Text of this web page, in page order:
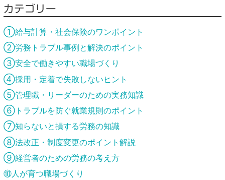
カテゴリー
①給与計算・社会保険のワンポイント
②労務トラブル事例と解決のポイント
③安全で働きやすい職場づくり
④採用・定着で失敗しないヒント
⑤管理職・リーダーのための実務知識
⑥トラブルを防ぐ就業規則のポイント
⑦知らないと損する労務の知識
⑧法改正・制度変更のポイント解説
⑨経営者のための労務の考え方
⑩人が育つ職場づくり